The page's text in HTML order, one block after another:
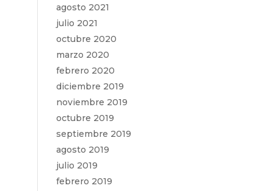
agosto 2021
julio 2021
octubre 2020
marzo 2020
febrero 2020
diciembre 2019
noviembre 2019
octubre 2019
septiembre 2019
agosto 2019
julio 2019
febrero 2019